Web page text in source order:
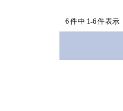
6 件中 1-6 件表示